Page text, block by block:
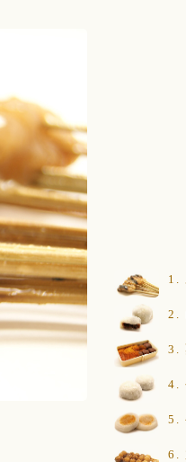
1.
2.
3.
4.
5.
6.